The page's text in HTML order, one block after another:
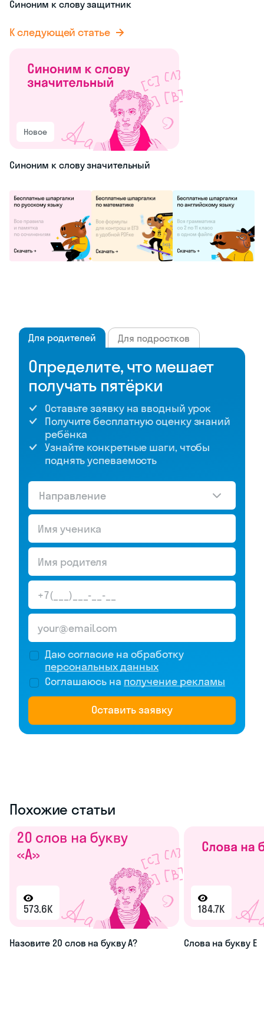
Синоним к слову защитник
К следующей статье
Новое
Синоним к слову значительный
Для родителей Для подростков
Определите, что мешает
получать пятёрки
Оставьте заявку на вводный урок
Получите бесплатную оценку знаний
ребёнка
Узнайте конкретные шаги, чтобы
поднять успеваемость
Направление
Даю согласие на обработку
персональных данных
Соглашаюсь на получение рекламы
Оставить заявку
Похожие статьи
573.6K
Назовите 20 слов на букву А?
184.7K
Слова на букву Е